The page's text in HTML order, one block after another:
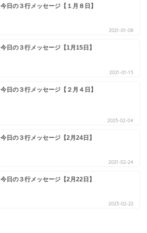
今日の３行メッセージ【１月８日】
2021-01-08
今日の３行メッセージ【1月15日】
2021-01-15
今日の３行メッセージ【２月４日】
2023-02-04
今日の３行メッセージ【2月24日】
2021-02-24
今日の３行メッセージ【2月22日】
2023-02-22